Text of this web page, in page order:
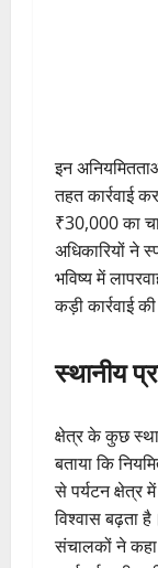
इन
तहत कार्रवाई
₹30,000 का
अधिकारियों ने
भविष्य में
कड़ी कार्रवाई
स्थानीय
क्षेत्र के कुछ
बताया कि
से पर्यटन क्षेत्र
विश्वास बढ़ता
संचालकों ने